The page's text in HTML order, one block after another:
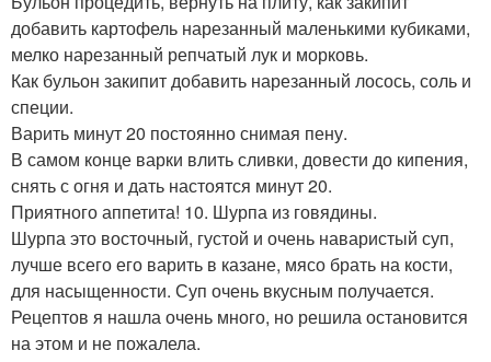
добавить картофель нарезанный маленькими кубиками,
мелко нарезанный репчатый лук и морковь.
Как бульон закипит добавить нарезанный лосось, соль и
специи.
Варить минут 20 постоянно снимая пену.
В самом конце варки влить сливки, довести до кипения,
снять с огня и дать настоятся минут 20.
Приятного аппетита! 10. Шурпа из говядины.
Шурпа это восточный, густой и очень наваристый суп,
лучше всего его варить в казане, мясо брать на кости,
для насыщенности. Суп очень вкусным получается.
Рецептов я нашла очень много, но решила остановится
на этом и не пожалела.